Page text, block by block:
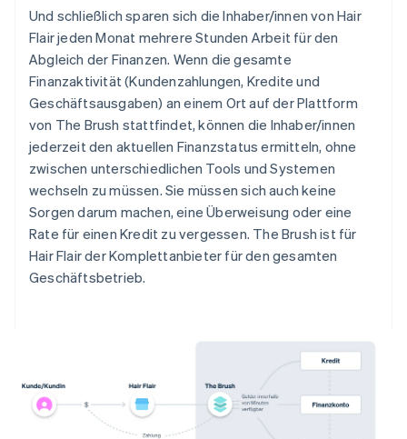
Und schließlich sparen sich die Inhaber/innen von Hair
Flair jeden Monat mehrere Stunden Arbeit für den
Abgleich der Finanzen. Wenn die gesamte
Finanzaktivität (Kundenzahlungen, Kredite und
Geschäftsausgaben) an einem Ort auf der Plattform
von The Brush stattfindet, können die Inhaber/innen
jederzeit den aktuellen Finanzstatus ermitteln, ohne
zwischen unterschiedlichen Tools und Systemen
wechseln zu müssen. Sie müssen sich auch keine
Sorgen darum machen, eine Überweisung oder eine
Rate für einen Kredit zu vergessen. The Brush ist für
Hair Flair der Komplettanbieter für den gesamten
Geschäftsbetrieb.